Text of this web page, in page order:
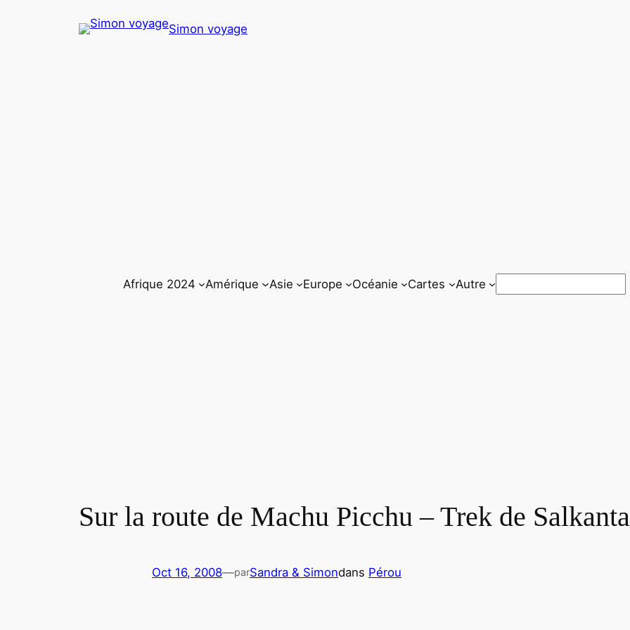
Simon voyage
Afrique 2024 Amérique Asie Europe Océanie Cartes Autre Rechercher
Sur la route de Machu Picchu – Trek de
Oct 16, 2008—parSandra & Simondans Pérou